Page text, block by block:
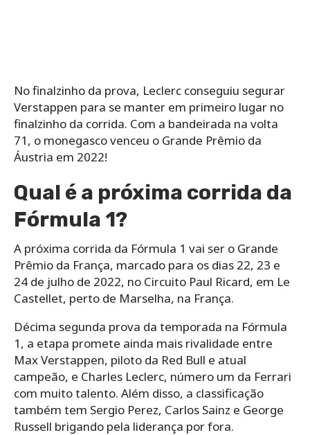
No finalzinho da prova, Leclerc conseguiu segurar
Verstappen para se manter em primeiro lugar no
finalzinho da corrida. Com a bandeirada na volta
71, o monegasco venceu o Grande Prêmio da
Áustria em 2022!
Qual é a próxima corrida da
Fórmula 1?
A próxima corrida da Fórmula 1 vai ser o Grande
Prêmio da França, marcado para os dias 22, 23 e
24 de julho de 2022, no Circuito Paul Ricard, em Le
Castellet, perto de Marselha, na França.
Décima segunda prova da temporada na Fórmula
1, a etapa promete ainda mais rivalidade entre
Max Verstappen, piloto da Red Bull e atual
campeão, e Charles Leclerc, número um da Ferrari
com muito talento. Além disso, a classificação
também tem Sergio Perez, Carlos Sainz e George
Russell brigando pela liderança por fora.